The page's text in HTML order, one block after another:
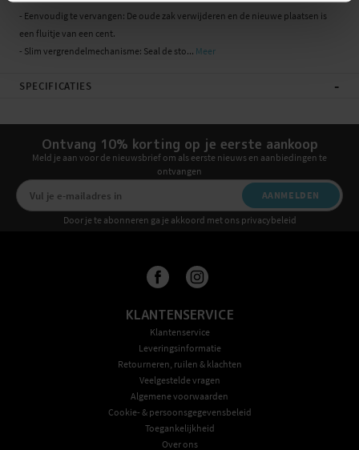
- Eenvoudig te vervangen: De oude zak verwijderen en de nieuwe plaatsen is
een fluitje van een cent.
- Slim vergrendelmechanisme: Seal de sto... Meer
SPECIFICATIES -
Ontvang 10% korting op je eerste aankoop
Meld je aan voor de nieuwsbrief om als eerste nieuws en aanbiedingen te
ontvangen
AANMELDEN
Door je te abonneren ga je akkoord met ons privacybeleid
KLANTENSERVICE
Klantenservice
Leveringsinformatie
Retourneren, ruilen & klachten
Veelgestelde vragen
Algemene voorwaarden
Cookie- & persoonsgegevensbeleid
Toegankelijkheid
Over ons